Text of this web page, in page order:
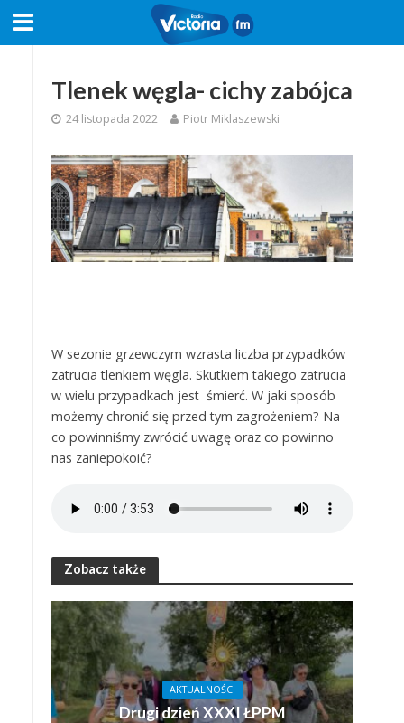
Tlenek węgla- cichy zabójca
24 listopada 2022 Piotr Miklaszewski
W sezonie grzewczym wzrasta liczba przypadków
zatrucia tlenkiem węgla. Skutkiem takiego zatrucia
w wielu przypadkach jest śmierć. W jaki sposób
możemy chronić się przed tym zagrożeniem? Na
co powinniśmy zwrócić uwagę oraz co powinno
nas zaniepokoić?
Zobacz także
AKTUALNOŚCI
Drugi dzień XXXI ŁPPM